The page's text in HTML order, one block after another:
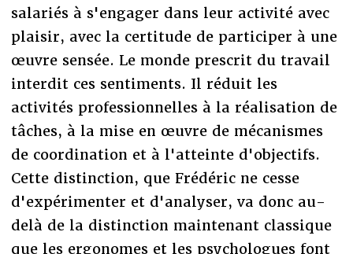
salariés à s'engager dans leur activité avec
plaisir, avec la certitude de participer à une
œuvre sensée. Le monde prescrit du travail
interdit ces sentiments. Il réduit les
activités professionnelles à la réalisation de
tâches, à la mise en œuvre de mécanismes
de coordination et à l'atteinte d'objectifs.
Cette distinction, que Frédéric ne cesse
d'expérimenter et d'analyser, va donc au-
delà de la distinction maintenant classique
que les ergonomes et les psychologues font